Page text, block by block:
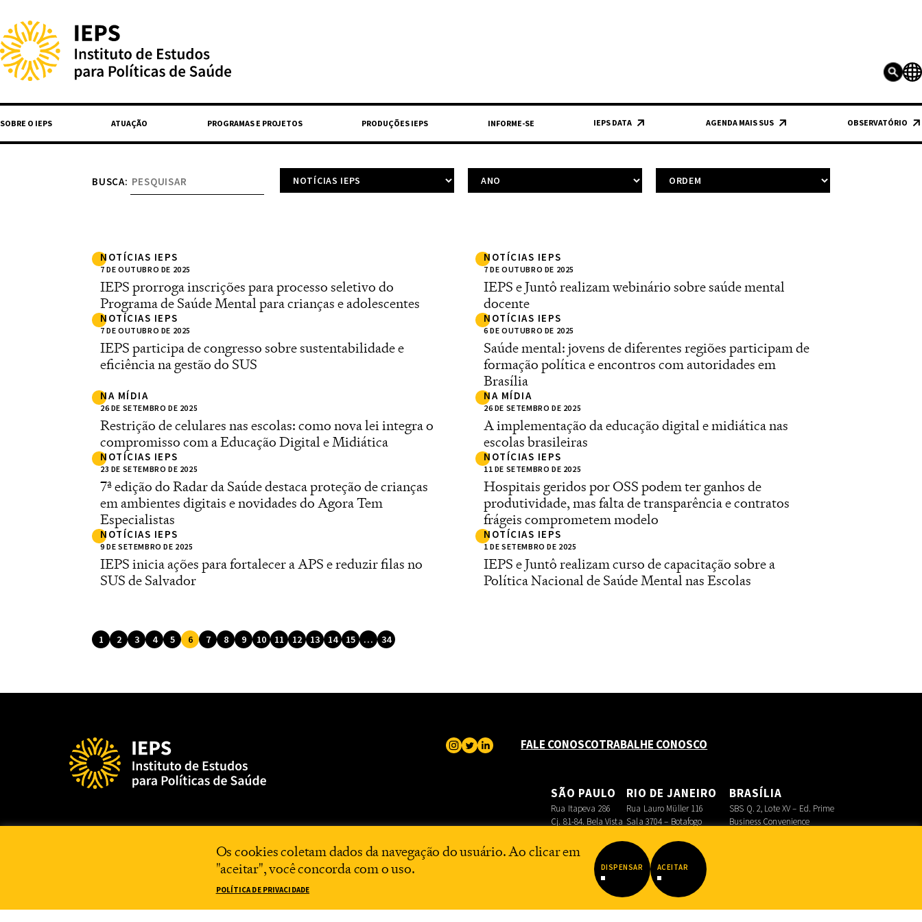
SOBRE O IEPS ATUAÇÃO PROGRAMAS E PROJETOS PRODUÇÕES IEPS INFORME-SE IEPS DATA AGENDA MAIS SUS OBSERVATÓRIO
BUSCA:
NOTÍCIAS IEPS
7 DE OUTUBRO DE 2025
IEPS prorroga inscrições para processo seletivo do
Programa de Saúde Mental para crianças e adolescentes
NOTÍCIAS IEPS
7 DE OUTUBRO DE 2025
IEPS e Juntô realizam webinário sobre saúde mental
docente
NOTÍCIAS IEPS
7 DE OUTUBRO DE 2025
IEPS participa de congresso sobre sustentabilidade e
eficiência na gestão do SUS
NOTÍCIAS IEPS
6 DE OUTUBRO DE 2025
Saúde mental: jovens de diferentes regiões participam de
formação política e encontros com autoridades em
Brasília
NA MÍDIA
26 DE SETEMBRO DE 2025
Restrição de celulares nas escolas: como nova lei integra o
compromisso com a Educação Digital e Midiática
NA MÍDIA
26 DE SETEMBRO DE 2025
A implementação da educação digital e midiática nas
escolas brasileiras
NOTÍCIAS IEPS
23 DE SETEMBRO DE 2025
7ª edição do Radar da Saúde destaca proteção de crianças
em ambientes digitais e novidades do Agora Tem
Especialistas
NOTÍCIAS IEPS
11 DE SETEMBRO DE 2025
Hospitais geridos por OSS podem ter ganhos de
produtividade, mas falta de transparência e contratos
frágeis comprometem modelo
NOTÍCIAS IEPS
9 DE SETEMBRO DE 2025
IEPS inicia ações para fortalecer a APS e reduzir filas no
SUS de Salvador
NOTÍCIAS IEPS
1 DE SETEMBRO DE 2025
IEPS e Juntô realizam curso de capacitação sobre a
Política Nacional de Saúde Mental nas Escolas
1 2 3 4 5 6 7 8 9 10 11 12 13 14 15 … 34
FALE CONOSCOTRABALHE CONOSCO
SÃO PAULO
Rua Itapeva 286
Cj. 81-84. Bela Vista
RIO DE JANEIRO
Rua Lauro Müller 116
Sala 3704 – Botafogo
BRASÍLIA
SBS Q. 2, Lote XV – Ed. Prime
Business Convenience
POLÍTICA DE PRIVACIDADE
Os cookies coletam dados da navegação do usuário. Ao clicar em
"aceitar", você concorda com o uso.
POLÍTICA DE PRIVACIDADE
DISPENSAR ACEITAR